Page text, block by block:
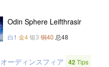
Odin Sphere Leifthrasir
白1 金4银3 铜40 总48
オーディンスフィア 42Tips